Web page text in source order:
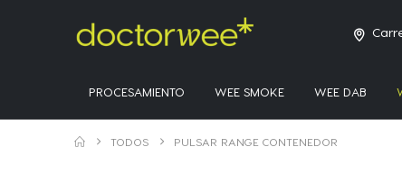
PROCESAMIENTO WEE SMOKE WEE DAB
TODOS PULSAR RANGE CONTENEDOR